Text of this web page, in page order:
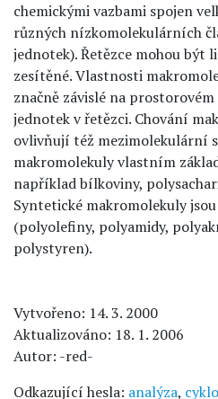
chemickými vazbami spojen
různých nízkomolekulárních
jednotek). Řetězce mohou být
zesítěné. Vlastnosti
značně závislé na
jednotek v řetězci. Chování
ovlivňují též mezimolekulární
makromolekuly vlastním
například bílkoviny,
Syntetické makromolekuly
(polyolefiny, polyamidy,
polystyren).
Vytvořeno: 14. 3. 2000
Aktualizováno: 18. 1. 2006
Autor: -red-
Odkazující hesla: analýza,